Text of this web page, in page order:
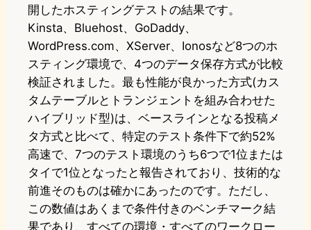
開したホスティングテストの結果です。
Kinsta、Bluehost、GoDaddy、
WordPress.com、XServer、Ionosなど8つのホ
スティング環境で、4つのデータ保存方式が比較
検証されました。最も性能が良かった方式(カス
タムテーブルとトランジェントを組み合わせた
ハイブリッド型)は、ベースラインとなる投稿メ
タ方式と比べて、特定のテスト条件下で約52%
高速で、7つのテスト環境のうち6つで1位または
タイで1位となったと報告されており、技術的な
前進そのものは確かにあったのです。ただし、
この数値はあくまで条件付きのベンチマーク結
果であり、すべての環境・すべてのワークロー